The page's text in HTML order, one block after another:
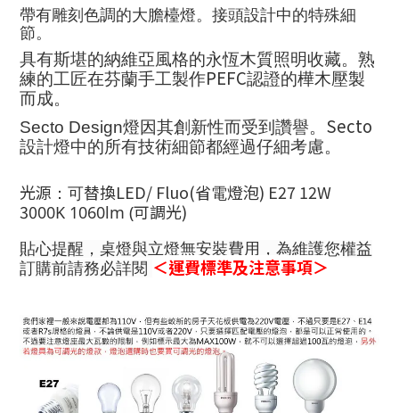
帶有雕刻色調的大膽檯燈。 接頭設計中的特殊細
節。
具有斯堪的納維亞風格的永恆木質照明收藏。 熟
練的工匠在芬蘭手工製作PEFC認證的樺木壓製
而成。
Secto Design燈因其創新性而受到讚譽。 Secto
設計燈中的所有技術細節都經過仔細考慮。
光源：可替換LED/ Fluo(省電燈泡) E27 12W
3000K 1060lm (可調光)
貼心提醒，桌燈與立燈無安裝費用，為維護您權益
訂購前請務必詳閱 ＜運費標準及注意事項＞